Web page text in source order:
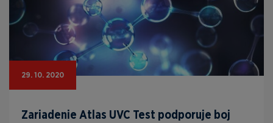
29. 10. 2020
Zariadenie Atlas UVC Test podporuje boj